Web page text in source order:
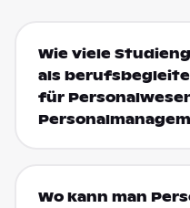
Wie viele
als
für
Wo kann man